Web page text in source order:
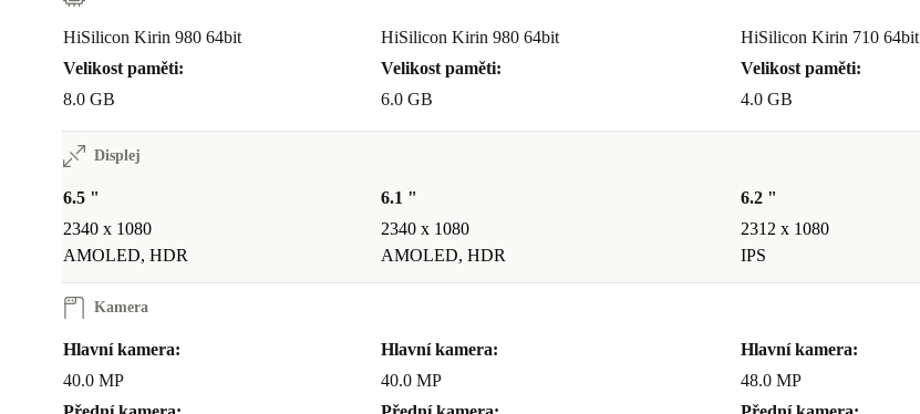
HiSilicon Kirin 980 64bit
Velikost paměti:
8.0 GB
HiSilicon Kirin 980 64bit
Velikost paměti:
6.0 GB
HiSilicon Kirin 710 64bit
Velikost paměti:
4.0 GB
Displej
6.5 "
2340 x 1080
AMOLED, HDR
6.1 "
2340 x 1080
AMOLED, HDR
6.2 "
2312 x 1080
IPS
Kamera
Hlavní kamera:
40.0 MP
Hlavní kamera:
40.0 MP
Hlavní kamera:
48.0 MP